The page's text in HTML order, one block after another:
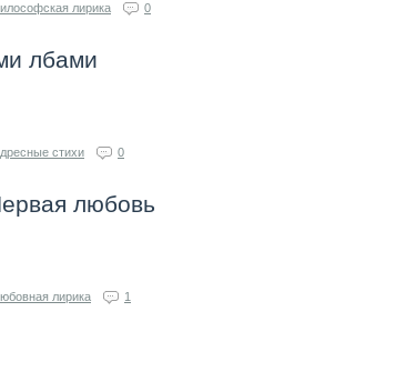
лирика 0
лбами
стихи 0
любовь
лирика 1